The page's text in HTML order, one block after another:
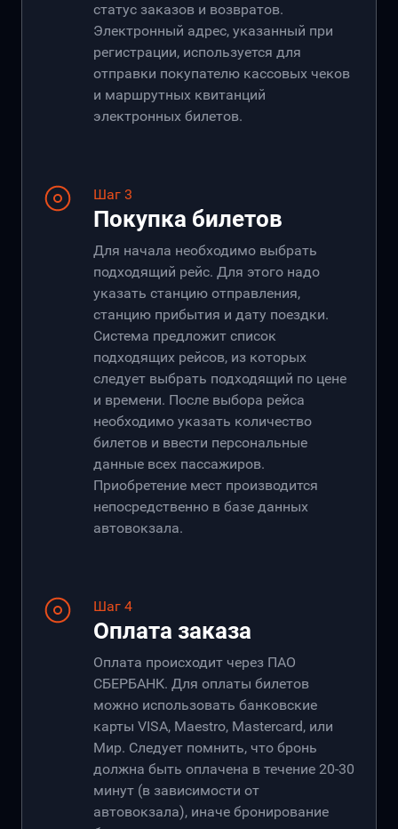
статус заказов и возвратов.
Электронный адрес, указанный при
регистрации, используется для
отправки покупателю кассовых чеков
и маршрутных квитанций
электронных билетов.
Шаг 3
Покупка билетов
Для начала необходимо выбрать
подходящий рейс. Для этого надо
указать станцию отправления,
станцию прибытия и дату поездки.
Система предложит список
подходящих рейсов, из которых
следует выбрать подходящий по цене
и времени. После выбора рейса
необходимо указать количество
билетов и ввести персональные
данные всех пассажиров.
Приобретение мест производится
непосредственно в базе данных
автовокзала.
Шаг 4
Оплата заказа
Оплата происходит через ПАО
СБЕРБАНК. Для оплаты билетов
можно использовать банковские
карты VISA, Maestro, Mastercard, или
Мир. Следует помнить, что бронь
должна быть оплачена в течение 20-30
минут (в зависимости от
автовокзала), иначе бронирование